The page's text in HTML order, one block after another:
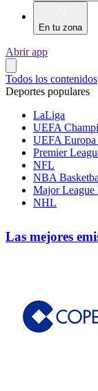
En tu zona
Abrir app
Todos los contenidos
Deportes populares
LaLiga
UEFA
UEFA Europa
Premier
NFL
NBA
Major League
NHL
Las mejores